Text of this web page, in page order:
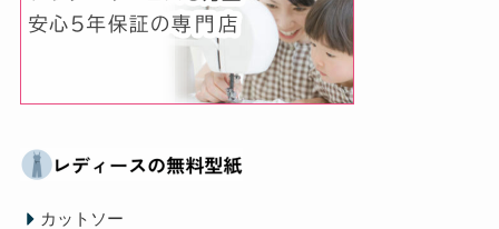
カットソー